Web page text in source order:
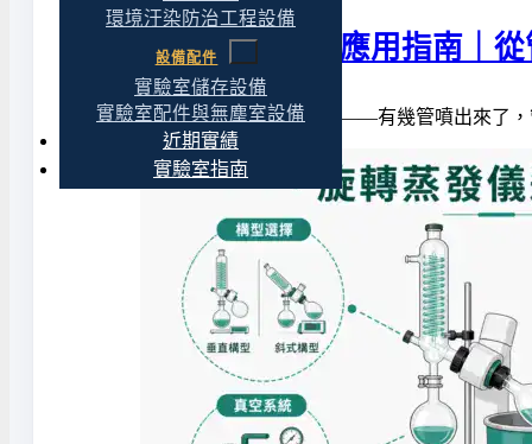
環境汙染防治工程設備
設備配件
實驗室儲存設備
實驗室配件與無塵室設備
近期實績
實驗室指南
離心濃縮機選購與應用指南｜
跑完離心濃縮，打開蓋子一看——有幾管噴出來了